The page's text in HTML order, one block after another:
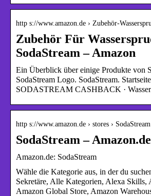
http s://www.amazon.de › Zubehör-
Zubehör Für
SodaStream – Amazon
Ein Überblick über einige Produkte von
SodaStream Logo. SodaStream. Startseite
SODASTREAM CASHBACK ·
http s://www.amazon.de › stores ›
SodaStream – Amazon.de
Amazon.de: SodaStream
Wähle die Kategorie aus, in der du
Sekretäre, Alle Kategorien, Alexa Skills,
Amazon Global Store, Amazon